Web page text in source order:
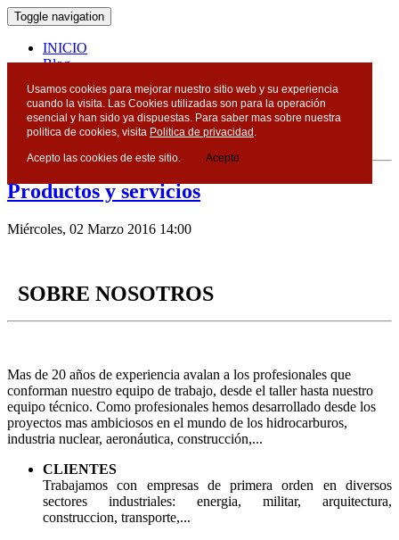
Toggle navigation
INICIO
Blog
Blog
Productos y servicios
Miércoles, 02 Marzo 2016 14:00
SOBRE NOSOTROS
Mas de 20 años de experiencia avalan a los profesionales que
conforman nuestro equipo de trabajo, desde el taller hasta nuestro
equipo técnico. Como profesionales hemos desarrollado desde los
proyectos mas ambiciosos en el mundo de los hidrocarburos,
industria nuclear, aeronáutica, construcción,...
CLIENTES
Trabajamos con empresas de primera orden en diversos
sectores industriales: energia, militar, arquitectura,
construccion, transporte,...
Usamos cookies para mejorar nuestro sitio web y su experiencia
cuando la visita. Las Cookies utilizadas son para la operación
esencial y han sido ya dispuestas. Para saber mas sobre nuestra
politica de cookies, visita Politica de privacidad .
Acepto las cookies de este sitio. Acepto